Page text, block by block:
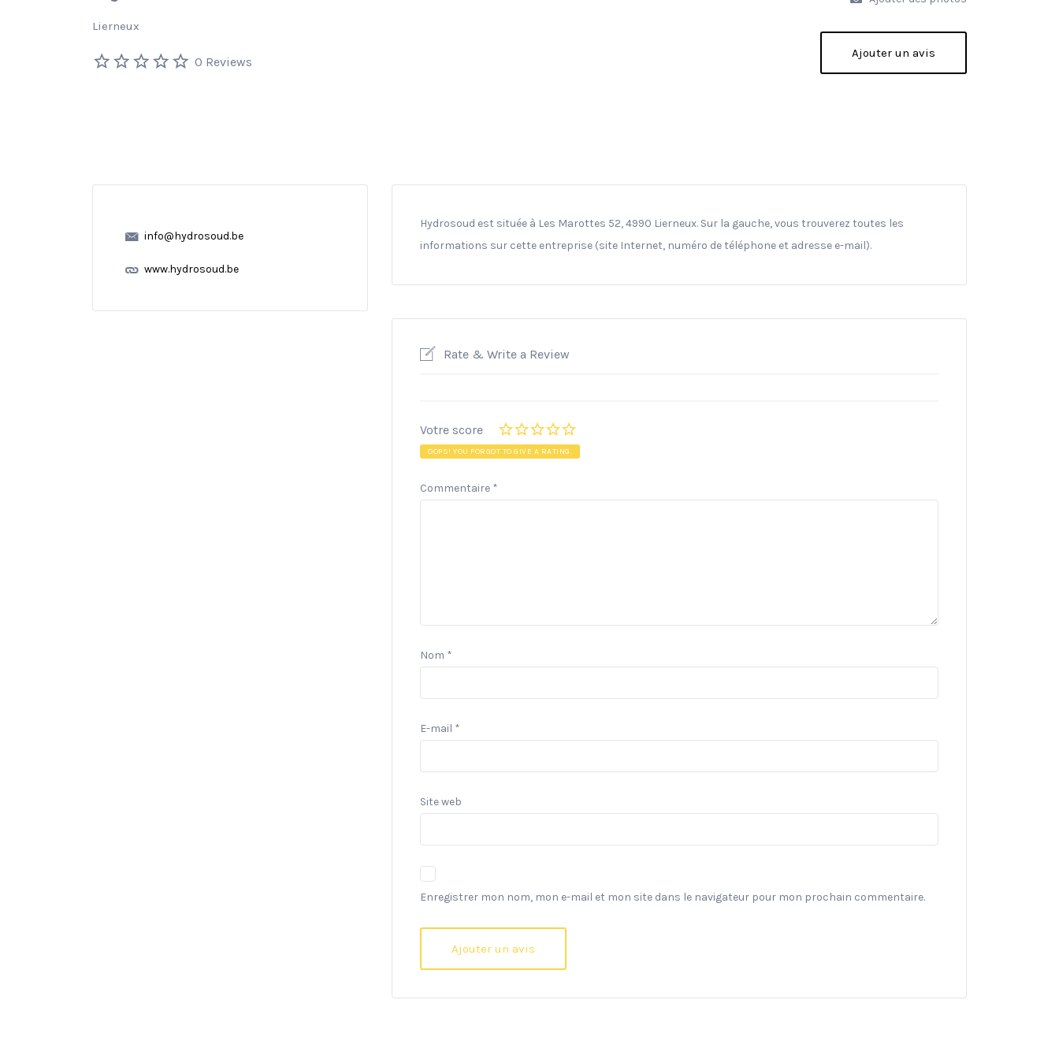
Lierneux
0 Reviews
Ajouter un avis
info@hydrosoud.be
www.hydrosoud.be
Hydrosoud est située à Les Marottes 52, 4990 Lierneux. Sur la gauche, vous trouverez toutes les
informations sur cette entreprise (site Internet, numéro de téléphone et adresse e-mail).
Rate & Write a Review
Votre score
OOPS! YOU FORGOT TO GIVE A RATING.
Commentaire *
Nom *
E-mail *
Site web
Enregistrer mon nom, mon e-mail et mon site dans le navigateur pour mon prochain commentaire.